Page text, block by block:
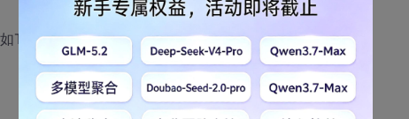
TCP/IP连接)，使用WMI查询，怎么做呢？